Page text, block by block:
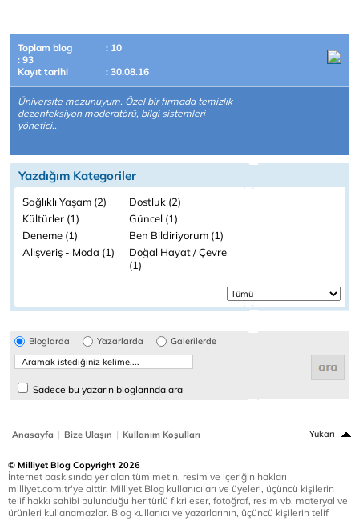
Toplam blog
: 10
: 93
Kayıt tarihi
: 30.08.16
Üniversite mezunuyum. Özel bir firmada temizlik
dezenfeksiyon moderatörü, bilgi sistemleri
yönetici..
Yazdığım Kategoriler
Sağlıklı Yaşam (2)
Dostluk (2)
Kültürler (1)
Güncel (1)
Deneme (1)
Ben Bildiriyorum (1)
Alışveriş - Moda (1)
Doğal Hayat / Çevre
(1)
Bloglarda Yazarlarda Galerilerde
Sadece bu yazarın bloglarında ara
Anasayfa | Bize Ulaşın | Kullanım Koşulları Yukarı
© Milliyet Blog Copyright 2026
İnternet baskısında yer alan tüm metin, resim ve içeriğin hakları
milliyet.com.tr'ye aittir. Milliyet Blog kullanıcıları ve üyeleri, üçüncü kişilerin
telif hakkı sahibi bulunduğu her türlü fikri eser, fotoğraf, resim vb. materyal ve
ürünleri kullanamazlar. Blog kullanıcı ve yazarlarının, üçüncü kişilerin telif